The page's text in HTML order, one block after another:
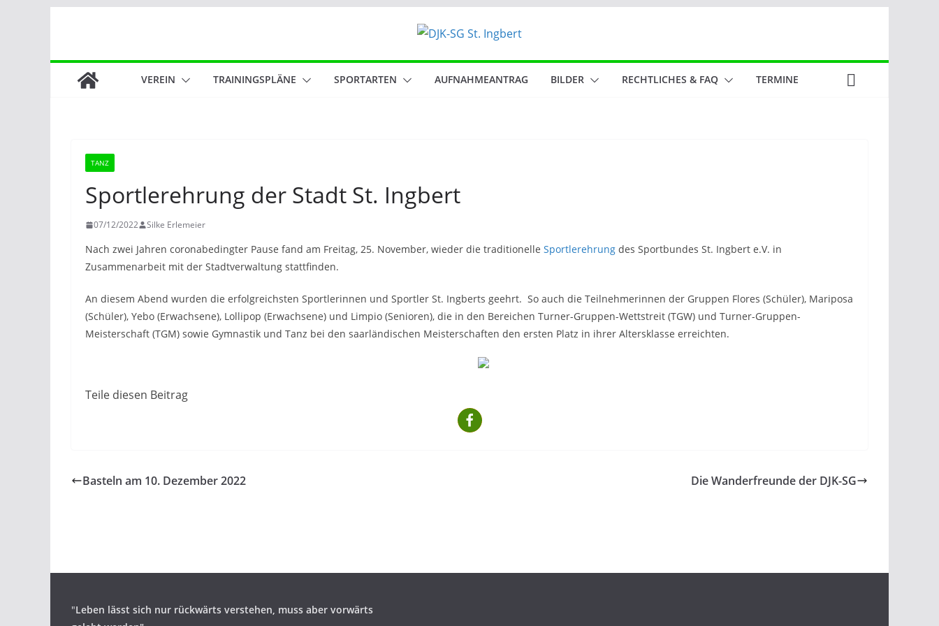
VEREIN TRAININGSPLÄNE SPORTARTEN AUFNAHMEANTRAG BILDER RECHTLICHES & FAQ TERMINE
TANZ
Sportlerehrung der Stadt St. Ingbert
07/12/2022 Silke Erlemeier
Nach zwei Jahren coronabedingter Pause fand am Freitag, 25. November, wieder die traditionelle Sportlerehrung des Sportbundes St. Ingbert e.V. in
Zusammenarbeit mit der Stadtverwaltung stattfinden.
An diesem Abend wurden die erfolgreichsten Sportlerinnen und Sportler St. Ingberts geehrt. So auch die Teilnehmerinnen der Gruppen Flores (Schüler), Mariposa
(Schüler), Yebo (Erwachsene), Lollipop (Erwachsene) und Limpio (Senioren), die in den Bereichen Turner-Gruppen-Wettstreit (TGW) und Turner-Gruppen-
Meisterschaft (TGM) sowie Gymnastik und Tanz bei den saarländischen Meisterschaften den ersten Platz in ihrer Altersklasse erreichten.
Teile diesen Beitrag
Basteln am 10. Dezember 2022 Die Wanderfreunde der DJK-SG
"Leben lässt sich nur rückwärts verstehen, muss aber vorwärts